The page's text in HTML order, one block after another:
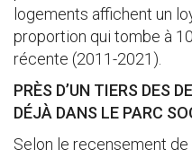
logements affichent un
proportion qui tombe à
récente (2011-2021).
PRÈS D’UN TIERS DES
DÉJÀ DANS LE PARC
Selon le recensement